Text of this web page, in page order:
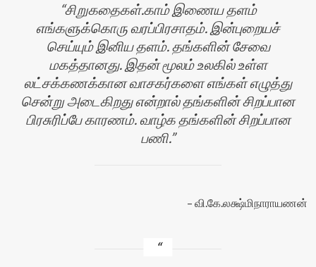
சிறுகதைகள்.காம் இணைய தளம்
எங்களுக்கொரு வரப்பிரசாதம். இன்புறையச்
செய்யும் இனிய தளம். தங்களின் சேவை
மகத்தானது. இதன் மூலம் உலகில் உள்ள
லட்சக்கணக்கான வாசகர்களை எங்கள் எழுத்து
சென்று அடைகிறது என்றால் தங்களின் சிறப்பான
பிரசுரிப்பே காரணம். வாழ்க தங்களின் சிறப்பான
பணி.
வி.கே.லக்ஷ்மிநாராயணன்